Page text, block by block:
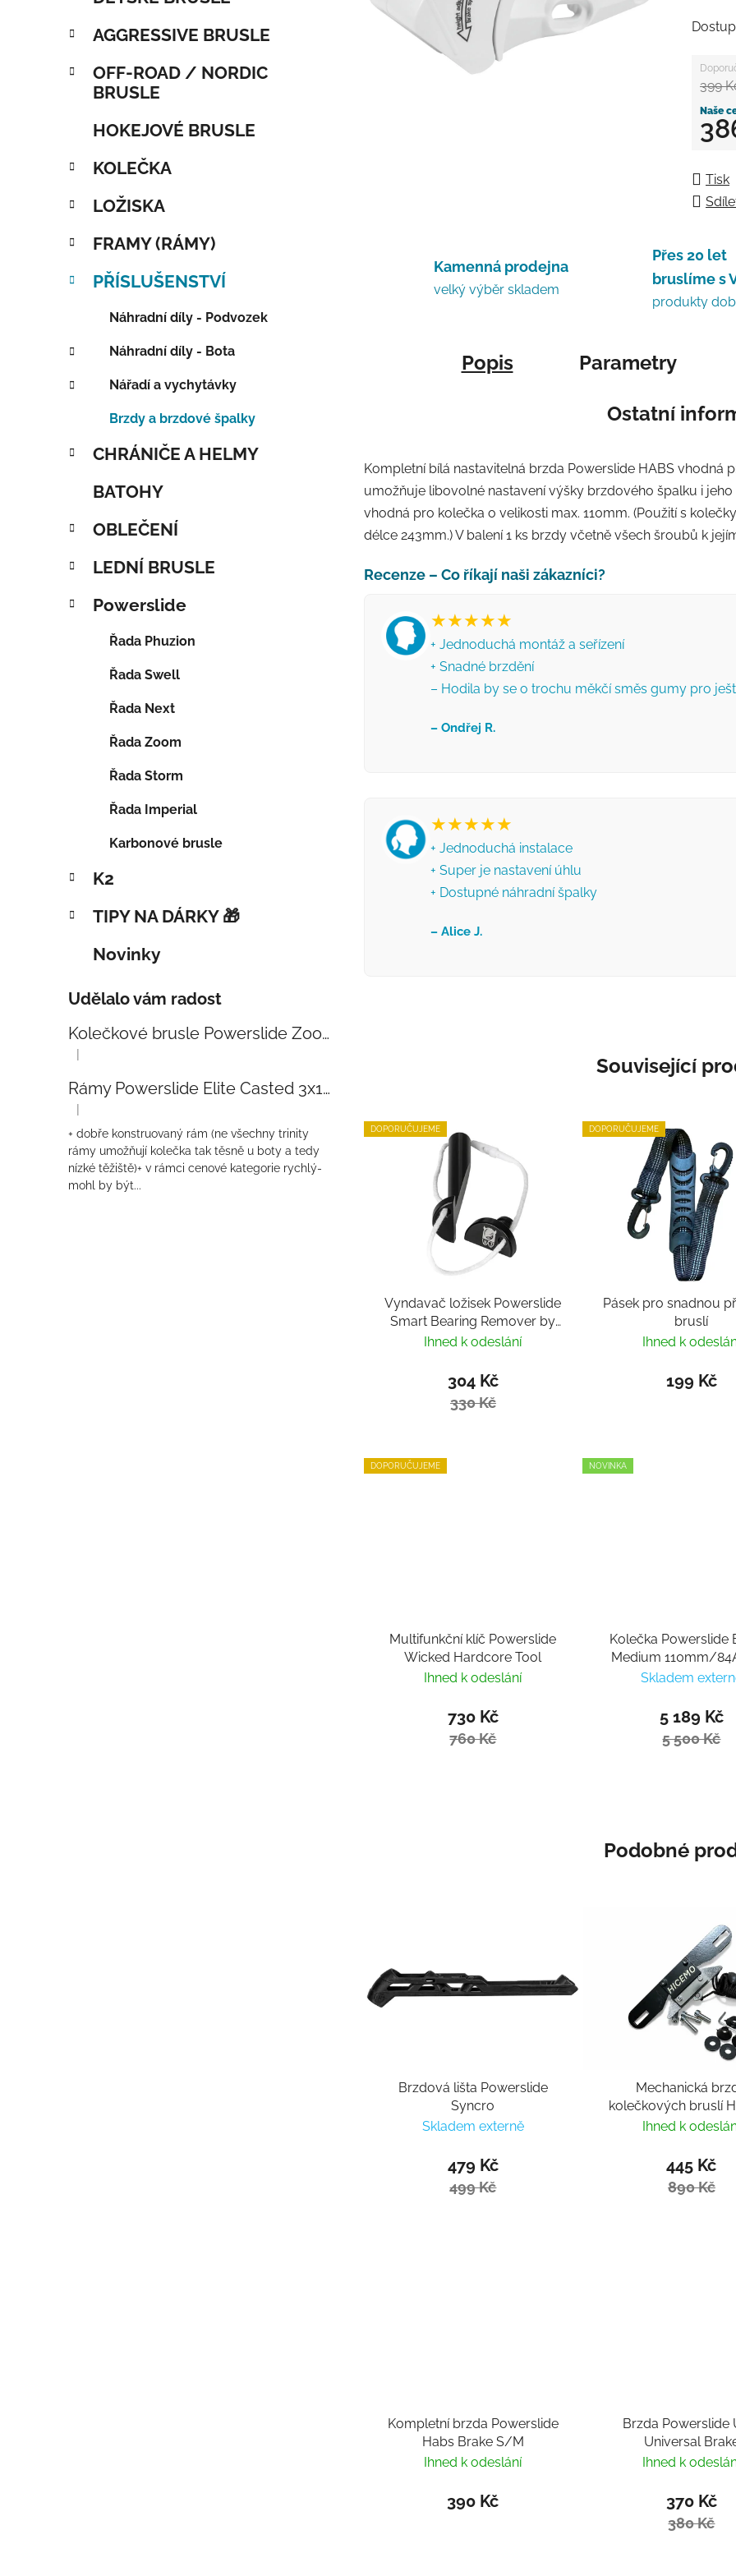
AGGRESSIVE BRUSLE
OFF-ROAD / NORDIC
BRUSLE
HOKEJOVÉ BRUSLE
KOLEČKA
LOŽISKA
FRAMY (RÁMY)
PŘÍSLUŠENSTVÍ
Náhradní díly - Podvozek
Náhradní díly - Bota
Nářadí a vychytávky
Brzdy a brzdové špalky
CHRÁNIČE A HELMY
BATOHY
OBLEČENÍ
LEDNÍ BRUSLE
Powerslide
Řada Phuzion
Řada Swell
Řada Next
Řada Zoom
Řada Storm
Řada Imperial
Karbonové brusle
K2
TIPY NA DÁRKY 🎁
Novinky
Udělalo vám radost
Kolečkové brusle Powerslide Zoom Baby Blue 80
Hodnocení produktu je 5 z 5 hvězdiček.
|
Rámy Powerslide Elite Casted 3x110 Trinity 270mm
Hodnocení produktu je 4 z 5 hvězdiček.
|
+ dobře konstruovaný rám (ne všechny trinity
rámy umožňují kolečka tak těsně u boty a tedy
nízké těžiště)+ v rámci cenové kategorie rychlý-
mohl by být...
399
Tisk
Kamenná prodejna
velký výběr skladem
Přes 20 let
bruslíme s
produkty
Popis Parametry
Ostatní
Kompletní bílá nastavitelná brzda Powerslide HABS vhodná
umožňuje libovolné nastavení výšky brzdového špalku i
vhodná pro kolečka o velikosti max. 110mm. (Použití s
délce 243mm.) V balení 1 ks brzdy včetně všech šroubů k
Recenze – Co říkají naši zákazníci?
★★★★★
+ Jednoduchá montáž a seřízení
+ Snadné brzdění
– Hodila by se o trochu měkčí směs gumy pro
– Ondřej R.
★★★★★
+ Jednoduchá instalace
+ Super je nastavení úhlu
+ Dostupné náhradní špalky
– Alice J.
Související
DOPORUČUJEME
Vyndavač ložisek Powerslide
Smart Bearing Remover by
Villy
Ihned k odeslání
304 Kč
330 Kč
DOPORUČUJEME
Pásek pro snadnou
bruslí
Ihned k
199 Kč
DOPORUČUJEME
Multifunkční klíč Powerslide
Wicked Hardcore Tool
Ihned k odeslání
730 Kč
760 Kč
NOVINKA
Kolečka Powerslide
Medium 110mm/
Skladem
5 189 Kč
5 500 Kč
Podobné
Brzdová lišta Powerslide
Syncro
Skladem externě
479 Kč
499 Kč
Mechanická
kolečkových bruslí
Ihned k
445 Kč
890 Kč
Kompletní brzda Powerslide
Habs Brake S/M
Ihned k odeslání
390 Kč
Brzda Powerslide
Universal
Ihned k
370 Kč
380 Kč